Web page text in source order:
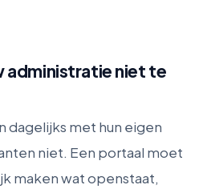
administratie niet te
dagelijks met hun eigen
niet. Een portaal moet
maken wat openstaat,